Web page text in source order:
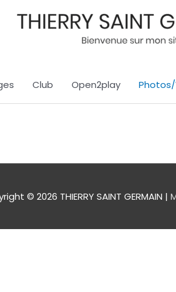
Club Open2play
© 2026 THIERRY SAINT GERMAIN |